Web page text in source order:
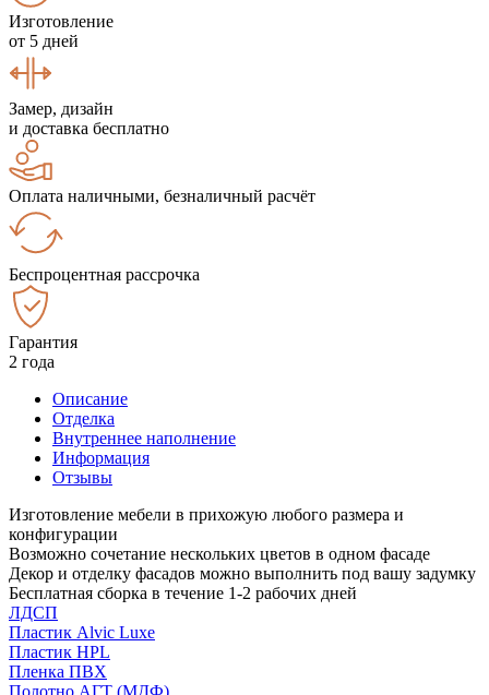
Изготовление
от 5 дней
Замер, дизайн
и доставка бесплатно
Оплата наличными, безналичный расчёт
Беспроцентная рассрочка
Гарантия
2 года
Описание
Отделка
Внутреннее наполнение
Информация
Отзывы
Изготовление мебели в прихожую любого размера и
конфигурации
Возможно сочетание нескольких цветов в одном фасаде
Декор и отделку фасадов можно выполнить под вашу задумку
Бесплатная сборка в течение 1-2 рабочих дней
ЛДСП
Пластик Alvic Luxe
Пластик HPL
Пленка ПВХ
Полотно АГТ (МДФ)